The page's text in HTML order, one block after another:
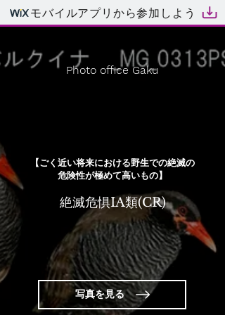
モバイルアプリから参加しよう
Photo office Gaku
絶滅危惧IA類(CR)
【ごく近い将来における野生での絶滅の
危険性が極めて高いもの】
写真を見る